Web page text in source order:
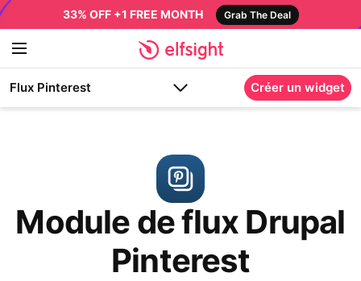
33% OFF +1 FREE MONTH Grab The Deal
Flux Pinterest Créer un widget
Module de flux Drupal
Pinterest